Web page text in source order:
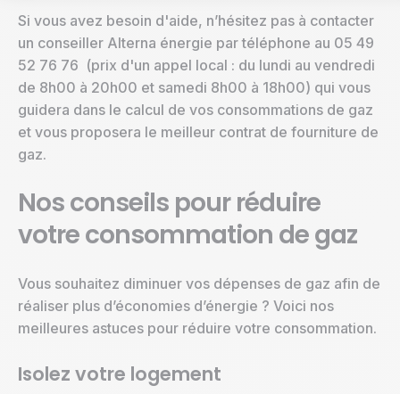
Si vous avez besoin d'aide, n’hésitez pas à contacter
un conseiller Alterna énergie par téléphone au 05 49
52 76 76 (prix d'un appel local : du lundi au vendredi
de 8h00 à 20h00 et samedi 8h00 à 18h00) qui vous
guidera dans le calcul de vos consommations de gaz
et vous proposera le meilleur contrat de fourniture de
gaz.
Nos conseils pour réduire
votre consommation de gaz
Vous souhaitez diminuer vos dépenses de gaz afin de
réaliser plus d’économies d’énergie ? Voici nos
meilleures astuces pour réduire votre consommation.
Isolez votre logement